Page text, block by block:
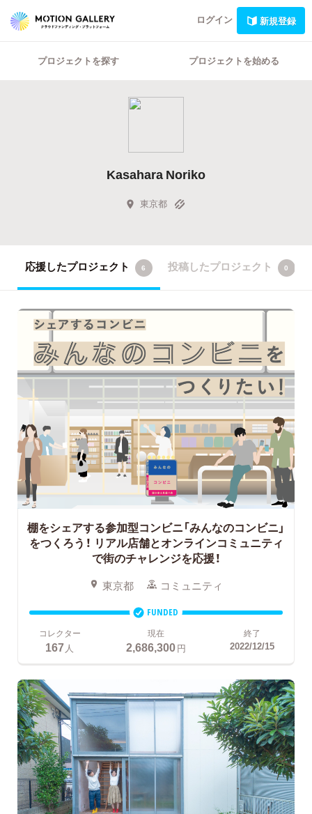
ログイン 新規登録
プロジェクトを探す プロジェクトを始める
Kasahara Noriko
東京都
応援したプロジェクト 6 投稿したプロジェクト 0
棚をシェアする参加型コンビニ「みんなのコンビニ」
をつくろう！ リアル店舗とオンラインコミュニティ
で街のチャレンジを応援！
東京都 コミュニティ
FUNDED
コレクター
167 人
現在
2,686,300円
終了
2022/12/15